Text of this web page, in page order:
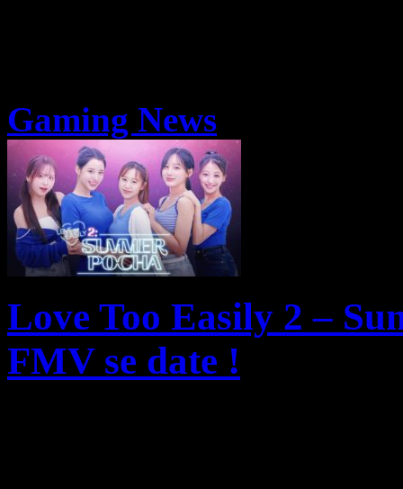
Gaming News
Love Too Easily 2 –
FMV se date !